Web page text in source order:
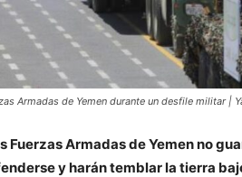
Armadas de Yemen durante un desfile militar |
Fuerzas Armadas de Yemen no
y harán temblar la tierra